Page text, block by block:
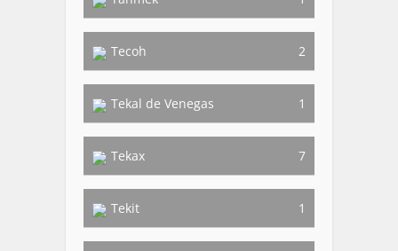
Tecoh 2
Tekal de Venegas 1
Tekax 7
Tekit 1